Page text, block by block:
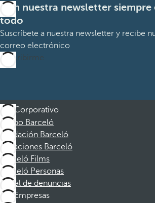
Con nuestra newsletter
todo
Suscríbete a nuestra newsletter y recibe
correo electrónico
Suscribirme
Corporativo
Grupo Barceló
Fundación Barceló
Vacaciones Barceló
Barceló Films
Barceló Personas
Canal de denuncias
Empresas